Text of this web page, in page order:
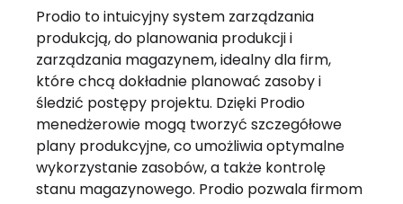
Prodio to intuicyjny system zarządzania
produkcją, do planowania produkcji i
zarządzania magazynem, idealny dla firm,
które chcą dokładnie planować zasoby i
śledzić postępy projektu. Dzięki Prodio
menedżerowie mogą tworzyć szczegółowe
plany produkcyjne, co umożliwia optymalne
wykorzystanie zasobów, a także kontrolę
stanu magazynowego. Prodio pozwala firmom